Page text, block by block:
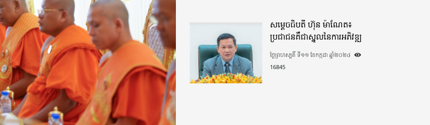
កសាងផ្លូវក្រវាត់ព្រំដែន
សម្តេចធិបតី ហ៊ុន ម៉ាណែត៖
ប្រជាជនគឺជាស្នូលនៃការអភិវឌ្ឍ
ថ្ងៃព្រហស្បតិ៍ ទី១១ ខែកក្កដា ឆ្នាំ២០២៤
16845